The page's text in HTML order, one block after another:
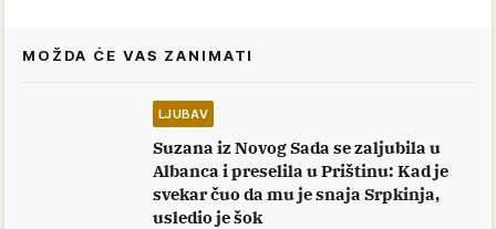
MOŽDA ĆE VAS ZANIMATI
LJUBAV
Suzana iz Novog Sada se zaljubila u
Albanca i preselila u Prištinu: Kad je
svekar čuo da mu je snaja Srpkinja,
usledio je šok